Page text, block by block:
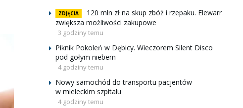
ZDJĘCIA
120 mln zł na skup zbóż i rzepaku. Elewarr
zwiększa możliwości zakupowe
3 godziny temu
Piknik Pokoleń w Dębicy. Wieczorem Silent Disco
pod gołym niebem
4 godziny temu
Nowy samochód do transportu pacjentów
w mieleckim szpitalu
4 godziny temu